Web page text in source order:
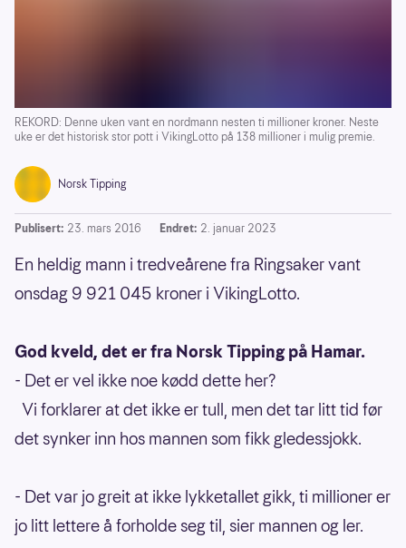
REKORD: Denne uken vant en nordmann nesten ti millioner kroner. Neste
uke er det historisk stor pott i VikingLotto på 138 millioner i mulig premie.
Norsk Tipping
Publisert: 23. mars 2016 Endret: 2. januar 2023
En heldig mann i tredveårene fra Ringsaker vant
onsdag 9 921 045 kroner i VikingLotto.
God kveld, det er fra Norsk Tipping på Hamar.
- Det er vel ikke noe kødd dette her?
Vi forklarer at det ikke er tull, men det tar litt tid før
det synker inn hos mannen som fikk gledessjokk.
- Det var jo greit at ikke lykketallet gikk, ti millioner er
jo litt lettere å forholde seg til, sier mannen og ler.